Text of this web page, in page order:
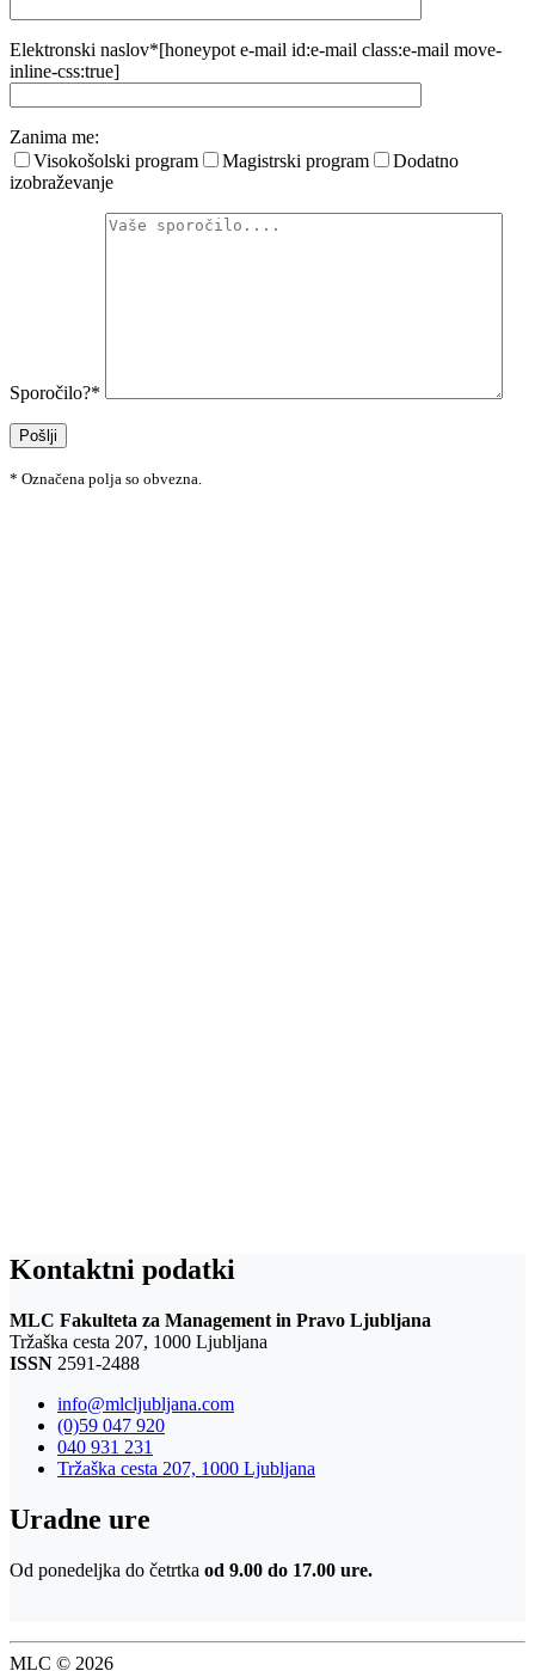
Elektronski naslov*[honeypot e-mail id:e-mail class:e-mail move-
inline-css:true]
Zanima me:
Visokošolski program
Magistrski program
Dodatno
izobraževanje
Sporočilo?*
* Označena polja so obvezna.
Kontaktni podatki
MLC Fakulteta za Management in Pravo Ljubljana
Tržaška cesta 207, 1000 Ljubljana
ISSN 2591-2488
info@mlcljubljana.com
(0)59 047 920
040 931 231
Tržaška cesta 207, 1000 Ljubljana
Uradne ure
Od ponedeljka do četrtka od 9.00 do 17.00 ure.
MLC © 2026